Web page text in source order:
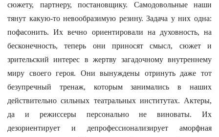
сюжету, партнеру, постановщику. Самодовольные наши
тянут какую-то невообразимую резину. Задача у них одна:
пофасонить. Их вечно ориентировали на духовность, на
бесконечность, теперь они приносят смысл, сюжет и
зрительский интерес в жертву загадочному внутреннему
миру своего героя. Они вынуждены отринуть даже тот
безупречный тренаж, которым занимались в наших
действительно сильных театральных институтах. Актеры,
да и режиссеры персонально не виноваты. Их
дезориентирует и депрофессионализирует аморфная